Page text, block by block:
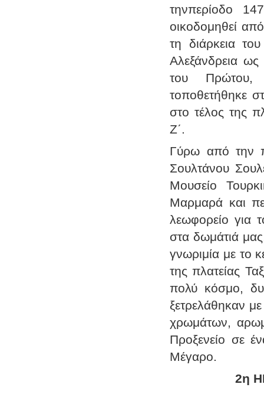
τηνπερίοδο
οικοδομηθεί
τη διάρκεια
Αλεξάνδρεια
του Πρώτου,
τοποθετήθηκε
στο τέλος της
Ζ΄.
Γύρω από την
Σουλτάνου
Μουσείο
Μαρμαρά και
λεωφορείο για
στα δωμάτιά
γνωριμία με το
της πλατείας
πολύ κόσμο,
ξετρελάθηκαν
χρωμάτων,
Προξενείο σε
Μέγαρο.
2η